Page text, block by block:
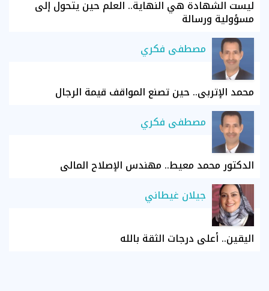
ليست الشهادة هي النهاية.. العلم حين يتحول إلى
مسؤولية ورسالة
مصطفى فكري
محمد الإتربي.. حين تصنع المواقف قيمة الرجال
مصطفى فكري
الدكتور محمد معيط.. مهندس الإصلاح المالي
جيلان غيطاني
اليقين.. أعلى درجات الثقة بالله